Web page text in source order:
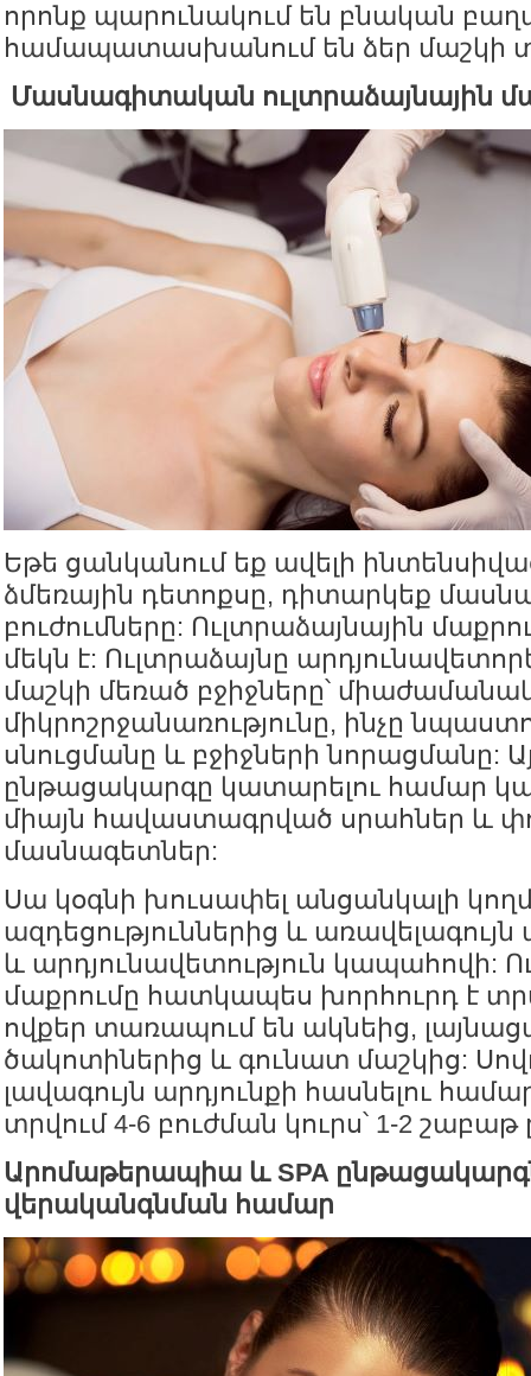
որոնք պարունակում են բնական
համապատասխանում են ձեր մաշկի
Մասնագիտական ուլտրաձայնային
Եթե ցանկանում եք ավելի
ձմեռային դետոքսը, դիտարկեք
բուժումները: Ուլտրաձայնային
մեկն է: Ուլտրաձայնը
մաշկի մեռած բջիջները՝
միկրոշրջանառությունը, ինչը
սնուցմանը և բջիջների նորացմանը:
ընթացակարգը կատարելու համար
միայն հավաստագրված սրահներ և
մասնագետներ:
Սա կօգնի խուսափել անցանկալի
ազդեցություններից և
և արդյունավետություն կապահովի:
մաքրումը հատկապես խորհուրդ է
ովքեր տառապում են ակնեից,
ծակոտիներից և գունատ մաշկից:
լավագույն արդյունքի հասնելու
տրվում 4-6 բուժման կուրս՝ 1-2 շաբաթ
Արոմաթերապիա և SPA
վերականգնման համար